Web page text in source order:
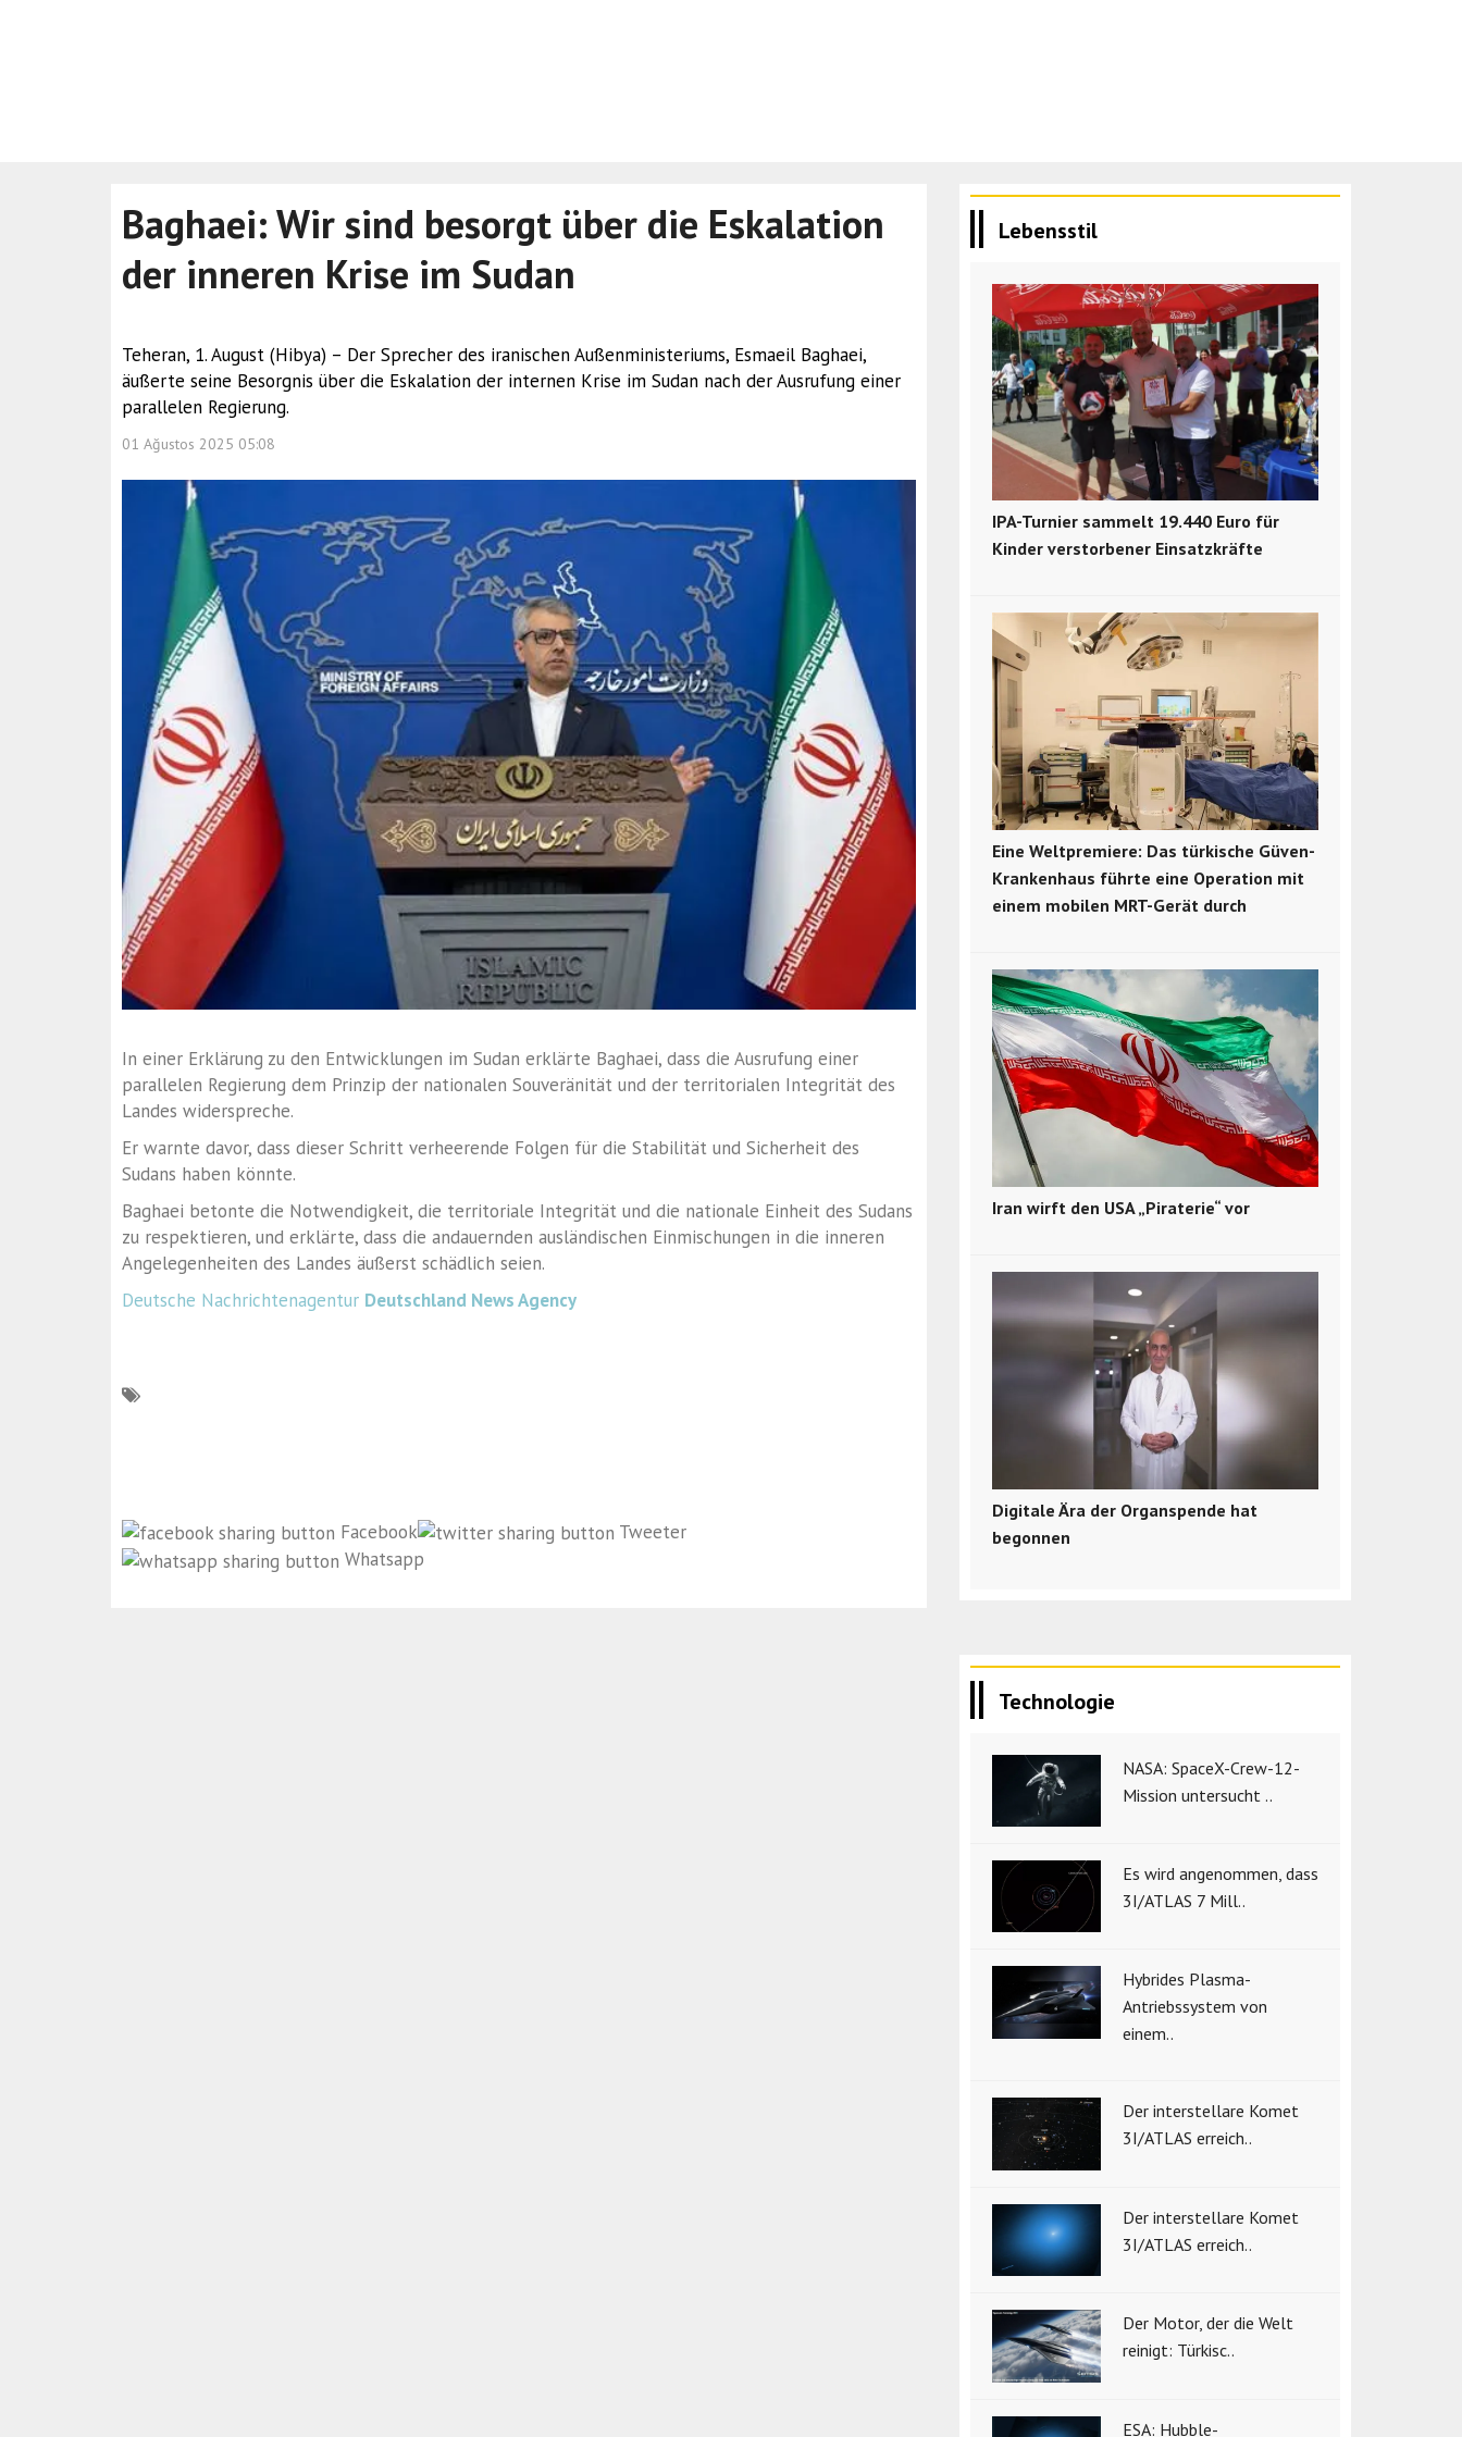
Baghaei: Wir sind besorgt über die Eskalation
der inneren Krise im Sudan
Teheran, 1. August (Hibya) – Der Sprecher des iranischen Außenministeriums, Esmaeil Baghaei,
äußerte seine Besorgnis über die Eskalation der internen Krise im Sudan nach der Ausrufung einer
parallelen Regierung.
01 Ağustos 2025 05:08
In einer Erklärung zu den Entwicklungen im Sudan erklärte Baghaei, dass die Ausrufung einer
parallelen Regierung dem Prinzip der nationalen Souveränität und der territorialen Integrität des
Landes widerspreche.
Er warnte davor, dass dieser Schritt verheerende Folgen für die Stabilität und Sicherheit des
Sudans haben könnte.
Baghaei betonte die Notwendigkeit, die territoriale Integrität und die nationale Einheit des Sudans
zu respektieren, und erklärte, dass die andauernden ausländischen Einmischungen in die inneren
Angelegenheiten des Landes äußerst schädlich seien.
Deutsche Nachrichtenagentur Deutschland News Agency
Facebook
Tweeter
Whatsapp
Lebensstil
IPA-Turnier sammelt 19.440 Euro für
Kinder verstorbener Einsatzkräfte
Eine Weltpremiere: Das türkische Güven-
Krankenhaus führte eine Operation mit
einem mobilen MRT-Gerät durch
Iran wirft den USA „Piraterie“ vor
Digitale Ära der Organspende hat
begonnen
Technologie
NASA: SpaceX-Crew-12-
Mission untersucht ..
Es wird angenommen, dass
3I/ATLAS 7 Mill..
Hybrides Plasma-
Antriebssystem von
einem..
Der interstellare Komet
3I/ATLAS erreich..
Der interstellare Komet
3I/ATLAS erreich..
Der Motor, der die Welt
reinigt: Türkisc..
ESA: Hubble-